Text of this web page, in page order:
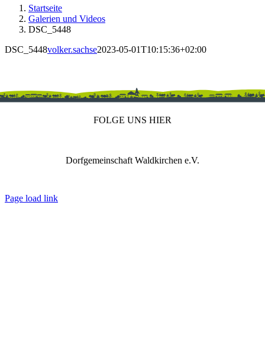
Startseite
Galerien und Videos
DSC_5448
DSC_5448volker.sachse2023-05-01T10:15:36+02:00
FOLGE UNS HIER
Dorfgemeinschaft Waldkirchen e.V.
Page load link